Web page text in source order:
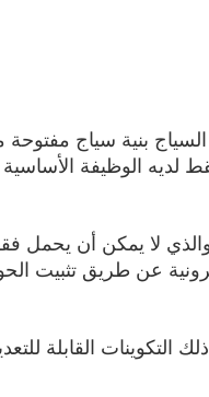
بنية سياج مفتوحة
الأساسية
لا يمكن أن يحمل
عن طريق تثبيت
القابلة